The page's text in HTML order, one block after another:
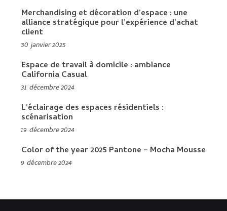
Merchandising et décoration d’espace : une
alliance stratégique pour l’expérience d’achat
client
30 janvier 2025
Espace de travail à domicile : ambiance
California Casual
31 décembre 2024
L’éclairage des espaces résidentiels :
scénarisation
19 décembre 2024
Color of the year 2025 Pantone – Mocha Mousse
9 décembre 2024